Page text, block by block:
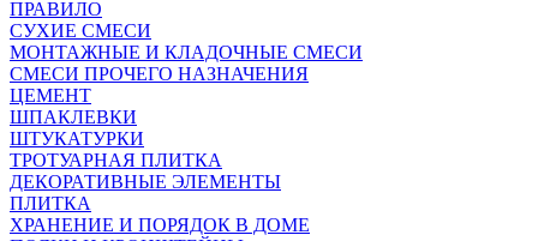
ПРАВИЛО
СУХИЕ СМЕСИ
МОНТАЖНЫЕ И КЛАДОЧНЫЕ СМЕСИ
СМЕСИ ПРОЧЕГО НАЗНАЧЕНИЯ
ЦЕМЕНТ
ШПАКЛЕВКИ
ШТУКАТУРКИ
ТРОТУАРНАЯ ПЛИТКА
ДЕКОРАТИВНЫЕ ЭЛЕМЕНТЫ
ПЛИТКА
ХРАНЕНИЕ И ПОРЯДОК В ДОМЕ